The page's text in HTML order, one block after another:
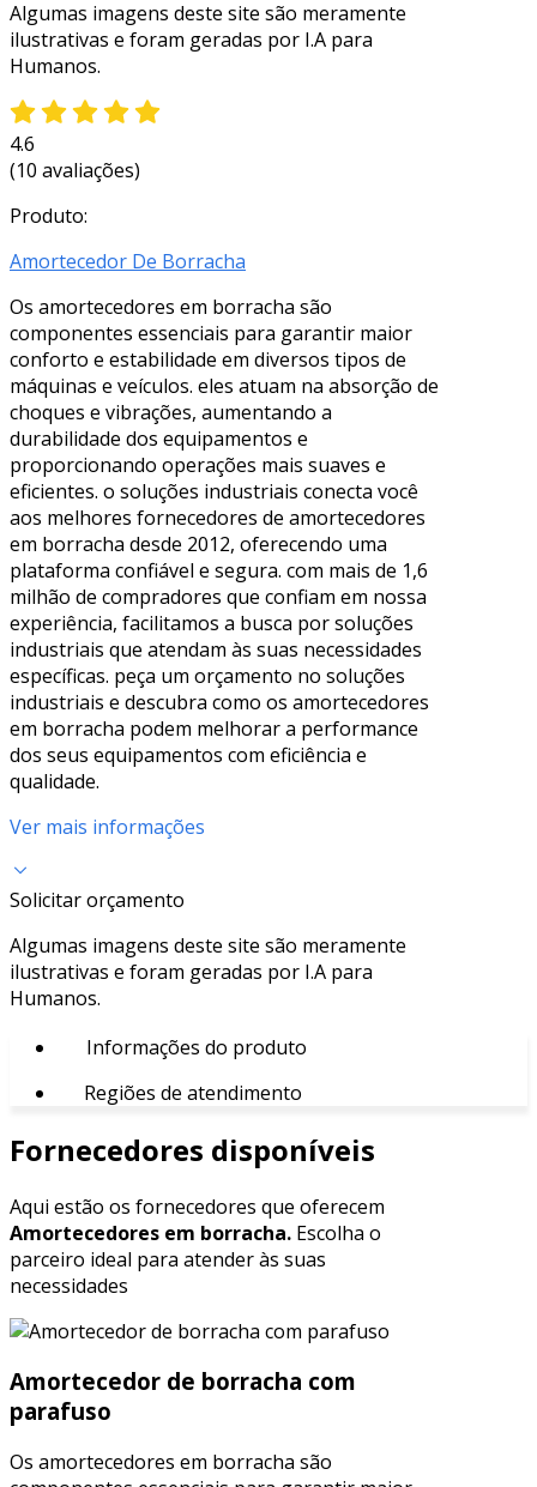
Algumas imagens deste site são meramente
ilustrativas e foram geradas por I.A para
Humanos.
4.6
(10 avaliações)
Produto:
Amortecedor De Borracha
Os amortecedores em borracha são
componentes essenciais para garantir maior
conforto e estabilidade em diversos tipos de
máquinas e veículos. eles atuam na absorção de
choques e vibrações, aumentando a
durabilidade dos equipamentos e
proporcionando operações mais suaves e
eficientes. o soluções industriais conecta você
aos melhores fornecedores de amortecedores
em borracha desde 2012, oferecendo uma
plataforma confiável e segura. com mais de 1,6
milhão de compradores que confiam em nossa
experiência, facilitamos a busca por soluções
industriais que atendam às suas necessidades
específicas. peça um orçamento no soluções
industriais e descubra como os amortecedores
em borracha podem melhorar a performance
dos seus equipamentos com eficiência e
qualidade.
Ver mais informações
Solicitar orçamento
Algumas imagens deste site são meramente
ilustrativas e foram geradas por I.A para
Humanos.
Informações do produto
Regiões de atendimento
Fornecedores disponíveis
Aqui estão os fornecedores que oferecem
Amortecedores em borracha. Escolha o
parceiro ideal para atender às suas
necessidades
Amortecedor de borracha com
parafuso
Os amortecedores em borracha são